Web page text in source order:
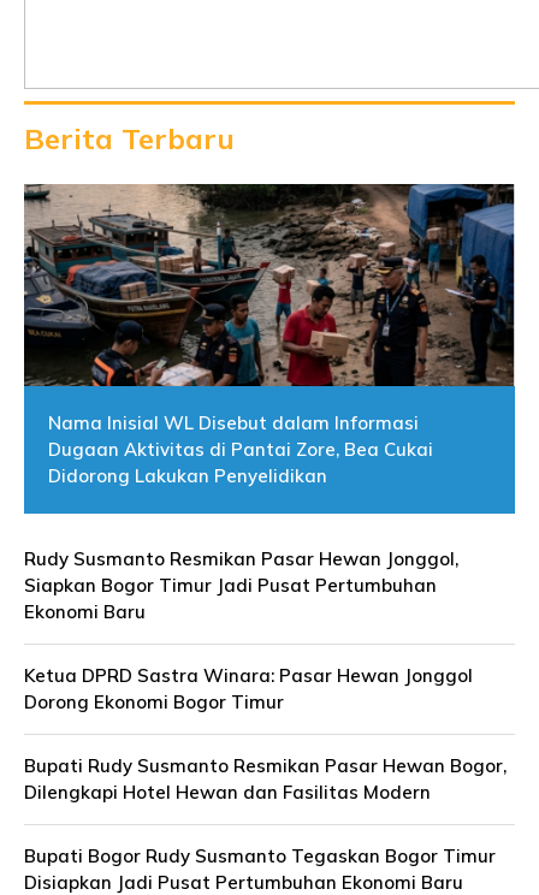
Berita Terbaru
Nama Inisial WL Disebut dalam Informasi
Dugaan Aktivitas di Pantai Zore, Bea Cukai
Didorong Lakukan Penyelidikan
Rudy Susmanto Resmikan Pasar Hewan Jonggol,
Siapkan Bogor Timur Jadi Pusat Pertumbuhan
Ekonomi Baru
Ketua DPRD Sastra Winara: Pasar Hewan Jonggol
Dorong Ekonomi Bogor Timur
Bupati Rudy Susmanto Resmikan Pasar Hewan Bogor,
Dilengkapi Hotel Hewan dan Fasilitas Modern
Bupati Bogor Rudy Susmanto Tegaskan Bogor Timur
Disiapkan Jadi Pusat Pertumbuhan Ekonomi Baru